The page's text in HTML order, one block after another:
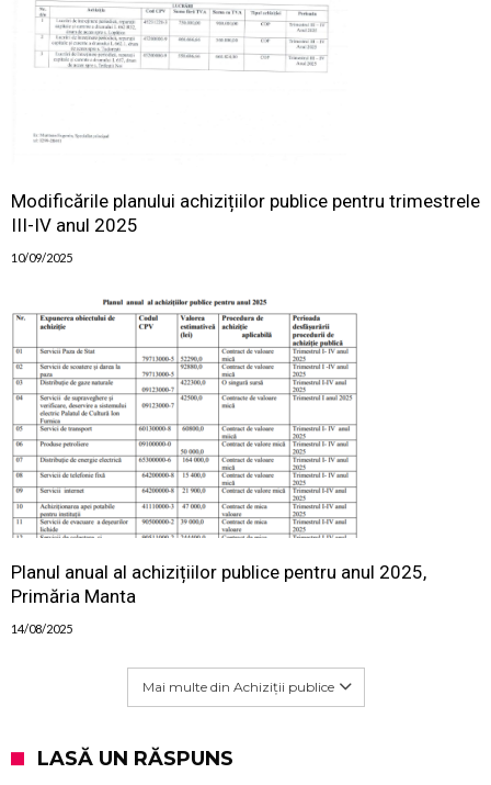
Modificările planului achizițiilor publice pentru trimestrele
III-IV anul 2025
10/09/2025
Planul anual al achizițiilor publice pentru anul 2025,
Primăria Manta
14/08/2025
Mai multe din Achiziții publice
LASĂ UN RĂSPUNS